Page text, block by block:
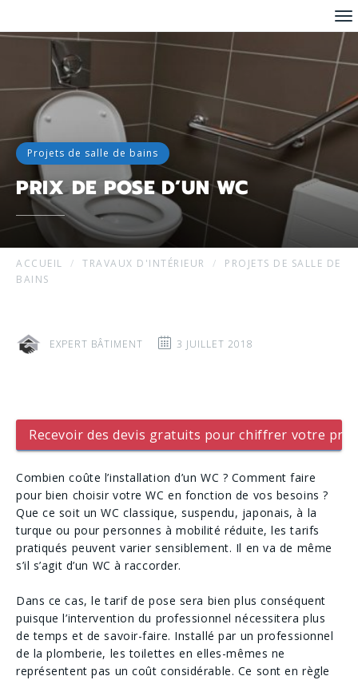
Projets de salle de bains
PRIX DE POSE D’UN WC
ACCUEIL TRAVAUX D'INTÉRIEUR
PROJETS DE SALLE DE
BAINS
EXPERT BÂTIMENT 3 JUILLET 2018
Recevoir des devis gratuits pour chiffrer votre
Combien coûte l’installation d’un WC ? Comment faire
pour bien choisir votre WC en fonction de vos besoins ?
Que ce soit un WC classique, suspendu, japonais, à la
turque ou pour personnes à mobilité réduite, les tarifs
pratiqués peuvent varier sensiblement. Il en va de même
s’il s’agit d’un WC à raccorder.
Dans ce cas, le tarif de pose sera bien plus conséquent
puisque l’intervention du professionnel nécessitera plus
de temps et de savoir-faire. Installé par un professionnel
de la plomberie, les toilettes en elles-mêmes ne
représentent pas un coût considérable. Ce sont en règle